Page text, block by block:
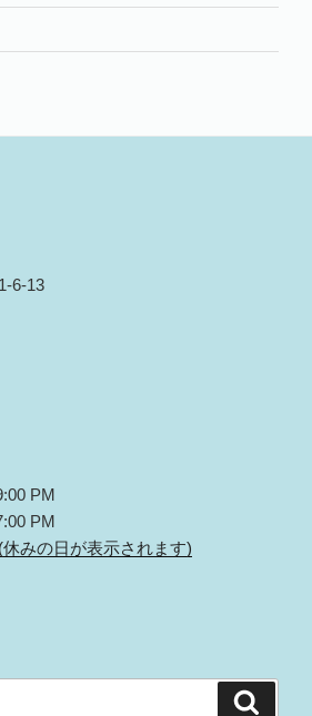
6-13
PM
PM
みの日が表示されます)